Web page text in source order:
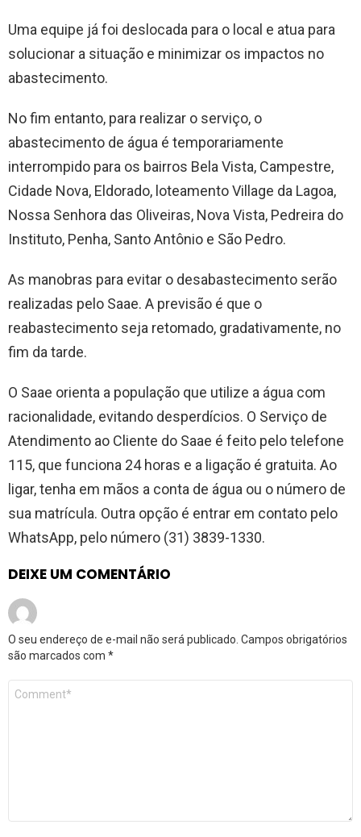
Uma equipe já foi deslocada para o local e atua para
solucionar a situação e minimizar os impactos no
abastecimento.
No fim entanto, para realizar o serviço, o
abastecimento de água é temporariamente
interrompido para os bairros Bela Vista, Campestre,
Cidade Nova, Eldorado, loteamento Village da Lagoa,
Nossa Senhora das Oliveiras, Nova Vista, Pedreira do
Instituto, Penha, Santo Antônio e São Pedro.
As manobras para evitar o desabastecimento serão
realizadas pelo Saae. A previsão é que o
reabastecimento seja retomado, gradativamente, no
fim da tarde.
O Saae orienta a população que utilize a água com
racionalidade, evitando desperdícios. O Serviço de
Atendimento ao Cliente do Saae é feito pelo telefone
115, que funciona 24 horas e a ligação é gratuita. Ao
ligar, tenha em mãos a conta de água ou o número de
sua matrícula. Outra opção é entrar em contato pelo
WhatsApp, pelo número (31) 3839-1330.
DEIXE UM COMENTÁRIO
O seu endereço de e-mail não será publicado. Campos obrigatórios
são marcados com *
Comentário